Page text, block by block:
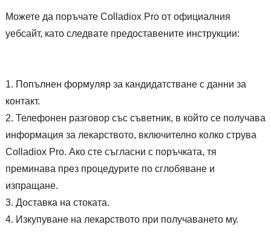
Можете да поръчате Colladiox Pro от официалния
уебсайт, като следвате предоставените инструкции:
Попълнен формуляр за кандидатстване с данни за
контакт.
Телефонен разговор със съветник, в който се получава
информация за лекарството, включително колко струва
Colladiox Pro. Ако сте съгласни с поръчката, тя
преминава през процедурите по сглобяване и
изпращане.
Доставка на стоката.
Изкупуване на лекарството при получаването му.